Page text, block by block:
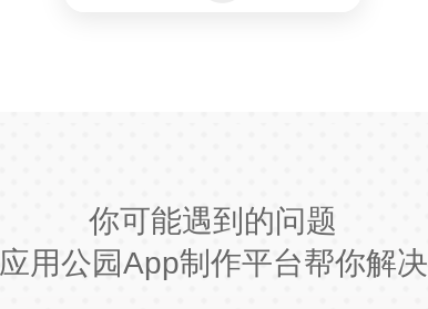
你可能遇到的问题
应用公园App制作平台帮你解决